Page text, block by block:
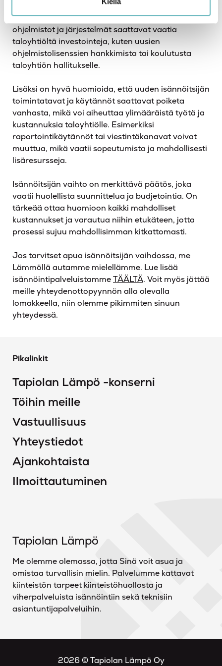
muita lisäkustannuksia, jotka eivät ole välittömästi
ilmeisiä. Esimerkiksi uuden isännöitsijän käyttämät
ohjelmistot ja järjestelmät saattavat vaatia
taloyhtiöltä investointeja, kuten uusien
ohjelmistolisenssien hankkimista tai koulutusta
taloyhtiön hallitukselle.
Lisäksi on hyvä huomioida, että uuden isännöitsijän
toimintatavat ja käytännöt saattavat poiketa
vanhasta, mikä voi aiheuttaa ylimääräistä työtä ja
kustannuksia taloyhtiölle. Esimerkiksi
raportointikäytännöt tai viestintäkanavat voivat
muuttua, mikä vaatii sopeutumista ja mahdollisesti
lisäresursseja.
Isännöitsijän vaihto on merkittävä päätös, joka
vaatii huolellista suunnittelua ja budjetointia. On
tärkeää ottaa huomioon kaikki mahdolliset
kustannukset ja varautua niihin etukäteen, jotta
prosessi sujuu mahdollisimman kitkattomasti.
Jos tarvitset apua isännöitsijän vaihdossa, me
Lämmöllä autamme mielellämme. Lue lisää
isännöintipalveluistammeTÄÄLTÄ. Voit myös jättää
meille yhteydenottopyynnön alla olevalla
lomakkeella, niin olemme pikimmiten sinuun
yhteydessä.
Pikalinkit
Tapiolan Lämpö -konserni
Töihin meille
Vastuullisuus
Yhteystiedot
Ajankohtaista
Ilmoittautuminen
Tapiolan Lämpö
Me olemme olemassa, jotta Sinä voit asua ja
omistaa turvallisin mielin. Palvelumme kattavat
kiinteistön tarpeet kiinteistöhuollosta ja
viherpalveluista isännöintiin sekä teknisiin
asiantuntijapalveluihin.
2026 © Tapiolan Lämpö Oy